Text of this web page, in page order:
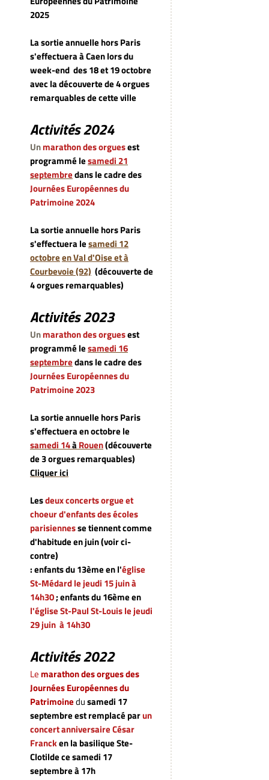
2025
La sortie annuelle hors Paris
s'effectuera à Caen lors du
week-end des 18 et 19 octobre
avec la découverte de 4 orgues
remarquables de cette ville
Activités 2024
Unmarathon des orguesest
programmé lesamedi 21
septembredans le cadre des
Journées Européennes du
Patrimoine 2024
La sortie annuelle hors Paris
s'effectuera lesamedi 12
octobreen Val d'Oise et à
Courbevoie (92) (découverte de
4 orgues remarquables)
Activités 2023
Unmarathon des orguesest
programmé lesamedi 16
septembredans le cadre des
Journées Européennes du
Patrimoine 2023
La sortie annuelle hors Paris
s'effectuera en octobre le
samedi 14àRouen(découverte
de 3 orgues remarquables)
Cliquer ici
Lesdeux concerts orgue et
choeur d'enfants des écoles
parisiennesse tiennent comme
d'habitude en juin (voir ci-
contre)
: enfants du 13ème en l'église
St-Médard le jeudi 15 juin à
14h30; enfants du 16ème en
l'église St-Paul St-Louisle jeudi
29 juin à 14h30
Activités 2022
Le marathon des orgues des
Journées Européennes du
Patrimoinedusamedi 17
septembreest remplacé parun
concert anniversaire César
Francken la basilique Ste-
Clotilde ce samedi 17
septembre à 17h